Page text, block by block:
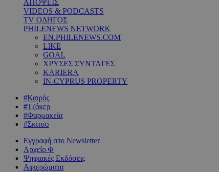
ΑΠΟΨΕΙΣ
VIDEOS & PODCASTS
TV ΟΔΗΓΟΣ
PHILENEWS NETWORK
EN.PHILENEWS.COM
LIKE
GOAL
ΧΡΥΣΕΣ ΣΥΝΤΑΓΕΣ
KARIERA
IN-CYPRUS PROPERTY
#Καιρός
#Τζόκερ
#Φαρμακεία
#Σκίτσο
Εγγραφή στο Newsletter
Αρχείο Φ
Ψηφιακές Εκδόσεις
Αφιερώματα